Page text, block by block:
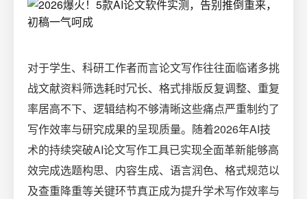
对于学生、科研工作者而言论文写作往往面临诸多挑
战文献资料筛选耗时冗长、格式排版反复调整、重复
率居高不下、逻辑结构不够清晰这些痛点严重制约了
写作效率与研究成果的呈现质量。随着2026年AI技
术的持续突破AI论文写作工具已实现全面革新能够高
效完成选题构思、内容生成、语言润色、格式规范以
及查重降重等关键环节真正成为提升学术写作效率与